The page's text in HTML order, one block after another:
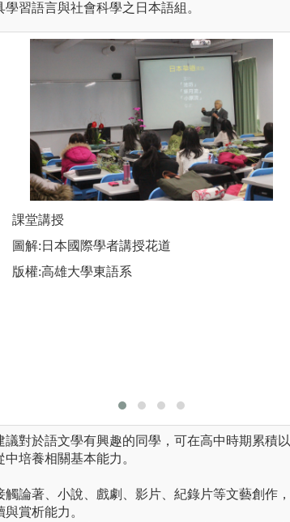
學習語言與社會科學之日本語組。
演情境教學法：模擬生活中真實的工作與
境，由二個或二個以上學生扮演其中的各
實際學習。日語會話
劇課常用此教學法。
課堂講授
圖解:日本國際學者講授花道
版權:高雄大學東語系
議對於語文學有興趣的同學，可在高中時期累積
中培養相關基本能力。
觸論著、小說、戲劇、影片、紀錄片等文藝創作
與賞析能力。